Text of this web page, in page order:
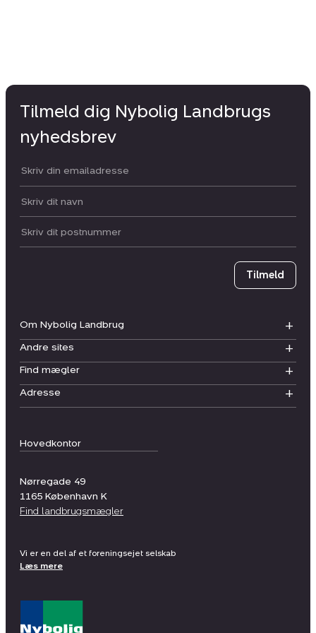
Hovedkontor
Nørregade 49
1165 København K
Find landbrugsmægler
Om Nybolig Landbrug
Andre sites
Find mægler
Adresse
Tilmeld dig Nybolig Landbrugs
nyhedsbrev
Din email:
Dit navn:
Postnummer
Tilmeld
Vi er en del af et foreningsejet selskab
Læs mere